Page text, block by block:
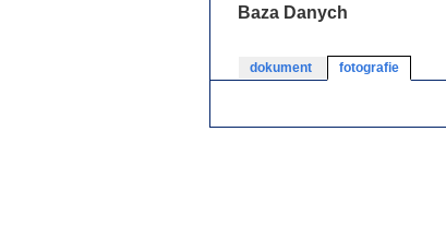
Baza Danych
dokument fotografie